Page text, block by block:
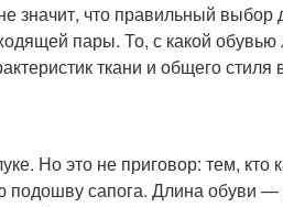
значит, что правильный выбор
пары. То, с какой
ткани и общего стиля
Но это не приговор: тем, кто
подошву сапога. Длина обуви